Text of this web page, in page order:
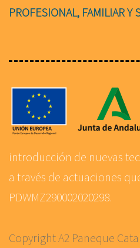
PROFESIONAL, FAMILIAR Y
introducción de nuevas
a través de actuaciones
PDWMZ290002020298.
Copyright A2 Paneque